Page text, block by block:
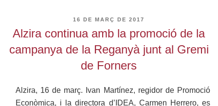
PUBLICAT
16 DE MARÇ DE 2017
Alzira continua amb la promoció de la
campanya de la Reganyà junt al Gremi
de Forners
Alzira, 16 de març. Ivan Martínez, regidor de Promoció
Econòmica, i la directora d’IDEA, Carmen Herrero, es